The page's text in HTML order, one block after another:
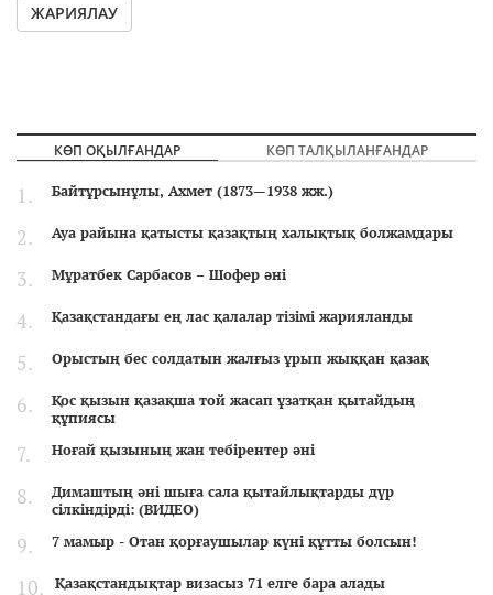
ЖАРИЯЛАУ
КӨП ОҚЫЛҒАНДАР КӨП ТАЛҚЫЛАНҒАНДАР
Байтұрсынұлы, Ахмет (1873—1938 жж.)
Ауа райына қатысты қазақтың халықтық болжамдары
Мұратбек Сарбасов – Шофер әні
Қазақстандағы ең лас қалалар тізімі жарияланды
Орыстың бес солдатын жалғыз ұрып жыққан қазақ
Қос қызын қазақша той жасап ұзатқан қытайдың
құпиясы
Ноғай қызының жан тебірентер әні
Димаштың әні шыға сала қытайлықтарды дүр
сілкіндірді: (ВИДЕО)
7 мамыр - Отан қорғаушылар күні құтты болсын!
Қазақстандықтар визасыз 71 елге бара алады